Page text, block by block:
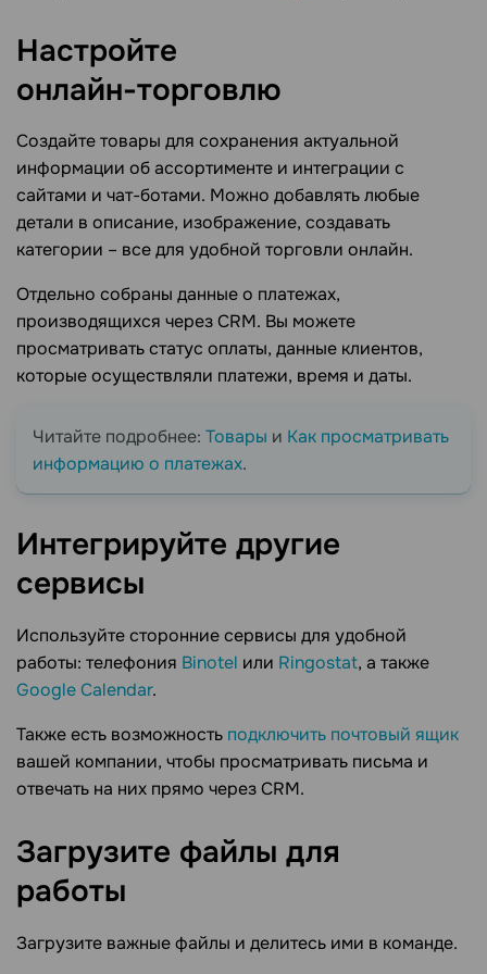
Настройте
онлайн-торговлю
Создайте товары для сохранения актуальной
информации об ассортименте и интеграции с
сайтами и чат-ботами. Можно добавлять любые
детали в описание, изображение, создавать
категории – все для удобной торговли онлайн.
Отдельно собраны данные о платежах,
производящихся через CRM. Вы можете
просматривать статус оплаты, данные клиентов,
которые осуществляли платежи, время и даты.
Читайте подробнее: Товары и Как просматривать
информацию о платежах.
Интегрируйте другие
сервисы
Используйте сторонние сервисы для удобной
работы: телефония Binotel или Ringostat, а также
Google Calendar.
Также есть возможность подключить почтовый ящик
вашей компании, чтобы просматривать письма и
отвечать на них прямо через CRM.
Загрузите файлы для
работы
Загрузите важные файлы и делитесь ими в команде.